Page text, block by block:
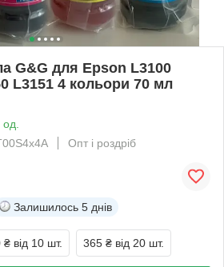
G&G для Epson L3100
L3151 4 кольори 70 мл
Опт і роздріб
Залишилось 5 днів
₴ від 10 шт. 365 ₴ від 20 шт.